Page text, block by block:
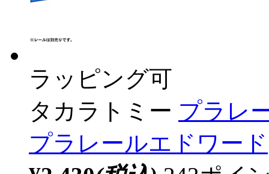
ラッピング可
タカラトミー プラレ
プラレールエドワード